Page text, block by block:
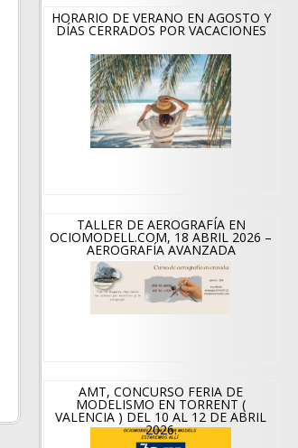
HORARIO DE VERANO EN AGOSTO Y
DÍAS CERRADOS POR VACACIONES
TALLER DE AEROGRAFÍA EN
OCIOMODELL.COM, 18 ABRIL 2026 –
AEROGRAFÍA AVANZADA
AMT, CONCURSO FERIA DE
MODELISMO EN TORRENT (
VALENCIA ) DEL 10 AL 12 DE ABRIL
2026.